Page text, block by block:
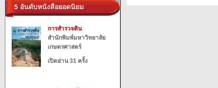
5 อันดับหนังสือยอดนิยม
การสำรวจดิน
สำนักพิมพ์มหาวิทยาลัย
เกษตรศาสตร์
เปิดอ่าน 31 ครั้ง